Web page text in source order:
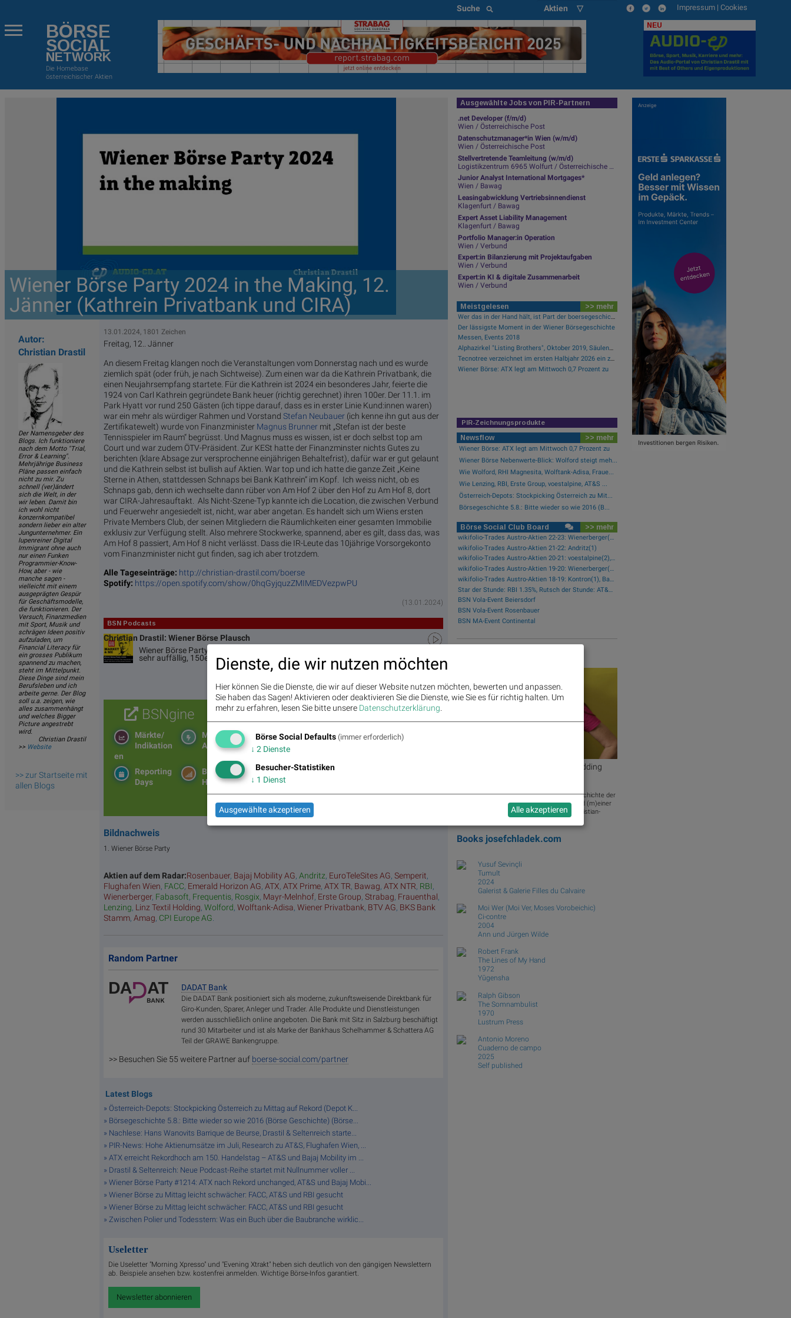
Suche Aktien ▽ Impressum | Cookies
BÖRSE
SOCIAL
NETWORK
Die Homebase
österreichischer Aktien
NEU
Wiener Börse Party 2024 in the Making, 12.
Jänner (Kathrein Privatbank und CIRA)
Autor:
Christian Drastil
Der Namensgeber des
Blogs. Ich funktioniere
nach dem Motto "Trial,
Error & Learning".
Mehrjährige Business
Pläne passen einfach
nicht zu mir. Zu
schnell (ver)ändert
sich die Welt, in der
wir leben. Damit bin
ich wohl nicht
konzernkompatibel
sondern lieber ein alter
Jungunternehmer. Ein
lupenreiner Digital
Immigrant ohne auch
nur einen Funken
Programmier-Know-
How, aber - wie
manche sagen -
vielleicht mit einem
ausgeprägten Gespür
für Geschäftsmodelle,
die funktionieren. Der
Versuch, Finanzmedien
mit Sport, Musik und
schrägen Ideen positiv
aufzuladen, um
Financial Literacy für
ein grosses Publikum
spannend zu machen,
steht im Mittelpunkt.
Diese Dinge sind mein
Berufsleben und ich
arbeite gerne. Der Blog
soll u.a. zeigen, wie
alles zusammenhängt
und welches Bigger
Picture angestrebt
wird.
Christian Drastil
>> Website
>> zur Startseite mit
allen Blogs
13.01.2024, 1801 Zeichen
Freitag, 12.. Jänner
An diesem Freitag klangen noch die Veranstaltungen vom Donnerstag nach und es wurde
ziemlich spät (oder früh, je nach Sichtweise). Zum einen war da die Kathrein Privatbank, die
einen Neujahrsempfang startete. Für die Kathrein ist 2024 ein besonderes Jahr, feierte die
1924 von Carl Kathrein gegründete Bank heuer (richtig gerechnet) ihren 100er. Der 11.1. im
Park Hyatt vor rund 250 Gästen (ich tippe darauf, dass es in erster Linie Kund:innen waren)
war ein mehr als würdiger Rahmen und VorstandStefan Neubauer (ich kenne ihn gut aus der
Zertifikatewelt) wurde von Finanzminister Magnus Brunner mit „Stefan ist der beste
Tennisspieler im Raum“ begrüsst. Und Magnus muss es wissen, ist er doch selbst top am
Court und war zudem ÖTV-Präsident. Zur KESt hatte der Finanzminster nichts Gutes zu
berichten (klare Absage zur versprochenne einjährigen Behaltefrist), dafür war er gut gelaunt
und die Kathrein selbst ist bullish auf Aktien. War top und ich hatte die ganze Zeit „Keine
Sterne in Athen, stattdessen Schnaps bei Bank Kathrein“ im Kopf. Ich weiss nicht, ob es
Schnaps gab, denn ich wechselte dann rüber von Am Hof 2 über den Hof zu Am Hof 8, dort
war CIRA-Jahresauftakt. Als Nicht-Szene-Typ kannte ich die Location, die zwischen Verbund
und Feuerwehr angesiedelt ist, nicht, war aber angetan. Es handelt sich um Wiens ersten
Private Members Club, der seinen Mitgliedern die Räumlichkeiten einer gesamten Immobilie
exklusiv zur Verfügung stellt. Also mehrere Stockwerke, spannend, aber es gilt, dass das, was
Am Hof 8 passiert, Am Hof 8 nicht verlässt. Dass die IR-Leute das 10jährige Vorsorgekonto
vom Finanzminister nicht gut finden, sag ich aber trotzdem.
Alle Tageseinträge: http://christian-drastil.com/boerse
Spotify: https://open.spotify.com/show/0hqGyjquzZMIMEDVezpwPU
(13.01.2024)
BSN Podcasts
Christian Drastil: Wiener Börse Plausch
Wiener Börse Party #1214: ATX nach Rekord unchanged, AT&S / Bajaj Mobility
sehr auffällig, 150er-Bilanz und Wienerberger-Aufnahme
BSNgine
Top/Flop
Star/Rutsc
Matrix
Moving
Averages
Märkte/
Indikation
en
verlierer
Umsatz
BS-
Hitparade
Reporting
Days
Bildnachweis
1. Wiener Börse Party
Aktien auf dem Radar:Rosenbauer, Bajaj Mobility AG,Andritz, EuroTeleSites AG,Semperit,
Flughafen Wien, FACC, Emerald Horizon AG,ATX,ATX Prime,ATX TR, Bawag,ATX NTR, RBI,
Wienerberger, Fabasoft, Frequentis, Rosgix, Mayr-Melnhof, Erste Group,Strabag, Frauenthal,
Lenzing, Linz Textil Holding,Wolford,Wolftank-Adisa,Wiener Privatbank, BTV AG, BKS Bank
Stamm,Amag, CPI Europe AG
Random Partner
DADAT Bank
Die DADAT Bank positioniert sich als moderne, zukunftsweisende Direktbank für
Giro-Kunden, Sparer, Anleger und Trader. Alle Produkte und Dienstleistungen
werden ausschließlich online angeboten. Die Bank mit Sitz in Salzburg beschäftigt
rund 30 Mitarbeiter und ist als Marke der Bankhaus Schelhammer & Schattera AG
Teil der GRAWE Bankengruppe.
>> Besuchen Sie 55 weitere Partner auf boerse-social.com/partner
Latest Blogs
» Österreich-Depots: Stockpicking Österreich zu Mittag auf Rekord (Depot K...
» Börsegeschichte 5.8.: Bitte wieder so wie 2016 (Börse Geschichte) (Börse...
» Nachlese: Hans Wanovits Barrique de Beurse, Drastil & Seltenreich starte...
» PIR-News: Hohe Aktienumsätze im Juli, Research zu AT&S, Flughafen Wien, ...
» ATX erreicht Rekordhoch am 150. Handelstag – AT&S und Bajaj Mobility im ...
» Drastil & Seltenreich: Neue Podcast-Reihe startet mit Nullnummer voller ...
» Wiener Börse Party #1214: ATX nach Rekord unchanged, AT&S und Bajaj Mobi...
» Wiener Börse zu Mittag leicht schwächer: FACC, AT&S und RBI gesucht
» Wiener Börse zu Mittag leicht schwächer: FACC, AT&S und RBI gesucht
» Zwischen Polier und Todesstern: Was ein Buch über die Baubranche wirklic...
Useletter
Die Useletter "Morning Xpresso" und "Evening Xtrakt" heben sich deutlich von den gängigen Newslettern
ab. Beispiele ansehen bzw. kostenfrei anmelden. Wichtige Börse-Infos garantiert.
Newsletter abonnieren
Ausgewählte Jobs von PIR-Partnern
.net Developer (f/m/d)
Wien / Österreichische Post
Datenschutzmanager*in Wien (w/m/d)
Wien / Österreichische Post
Stellvertretende Teamleitung (w/m/d)
Logistikzentrum 6965 Wolfurt / Österreichische Post
Junior Analyst International Mortgages*
Wien / Bawag
Leasingabwicklung Vertriebsinnendienst
Klagenfurt / Bawag
Expert Asset Liability Management
Klagenfurt / Bawag
Portfolio Manager:in Operation
Wien / Verbund
Expert:in Bilanzierung mit Projektaufgaben
Wien / Verbund
Expert:in KI & digitale Zusammenarbeit
Wien / Verbund
Meistgelesen >> mehr
Wer das in der Hand hält, ist Part der boersegeschichte.at
Der lässigste Moment in der Wiener Börsegeschichte
Messen, Events 2018
Alphazirkel "Listing Brothers", Oktober 2019, Säulenhalle Wiener Börse
Tecnotree verzeichnet im ersten Halbjahr 2026 ein zweistelliges Gewinnwachstum und eine beschleunigte Einführungsdynamik
Wiener Börse: ATX legt am Mittwoch 0,7 Prozent zu
PIR-Zeichnungsprodukte
Newsflow >> mehr
Wiener Börse: ATX legt am Mittwoch 0,7 Prozent zu
Wiener Börse Nebenwerte-Blick: Wolford steigt meh...
Wie Wolford, RHI Magnesita, Wolftank-Adisa, Fraue...
Wie Lenzing, RBI, Erste Group, voestalpine, AT&S ...
Österreich-Depots: Stockpicking Österreich zu Mit...
Börsegeschichte 5.8.: Bitte wieder so wie 2016 (B...
Börse Social Club Board >> mehr
wikifolio-Trades Austro-Aktien 22-23: Wienerberger(1), Zumtobel(1), AT&S(1), Frequentis(1), FACC(1), Kontron(1)
wikifolio-Trades Austro-Aktien 21-22: Andritz(1)
wikifolio-Trades Austro-Aktien 20-21: voestalpine(2), Porr(1), Palfinger(1)
wikifolio-Trades Austro-Aktien 19-20: Wienerberger(1)
wikifolio-Trades Austro-Aktien 18-19: Kontron(1), Bawag(1), Erste Group(1)
BSN Vola-Event Beiersdorf
BSN Vola-Event Rosenbauer
BSN MA-Event Continental
Books from Friends #4: Wiener Wedding
Mein Buch "Ein Fanboy über die jüngere Geschichte der
Wiener Börse im Remix mit Sport, Musik und (m)einer
Biografie" ist erschienen, alle Infos unter christian-
drastil.com. Im Buch spielt die Zahl ...
Books josefchladek.com
Yusuf Sevinçli
Tumult
2024
Galerist & Galerie Filles du Calvaire
Moi Wer (Moi Ver, Moses Vorobeichic)
Ci-contre
2004
Ann und Jürgen Wilde
Robert Frank
The Lines of My Hand
1972
Yūgensha
Ralph Gibson
The Somnambulist
1970
Lustrum Press
Antonio Moreno
Cuaderno de campo
2025
Self published
Dienste, die wir nutzen möchten
Hier können Sie die Dienste, die wir auf dieser Website nutzen möchten, bewerten und anpassen.
Sie haben das Sagen! Aktivieren oder deaktivieren Sie die Dienste, wie Sie es für richtig halten. Um
mehr zu erfahren, lesen Sie bitte unsere Datenschutzerklärung
Börse Social Defaults (immer erforderlich)
↓ 2 Dienste
Besucher-Statistiken
↓ 1 Dienst
Ausgewählte akzeptieren Alle akzeptieren